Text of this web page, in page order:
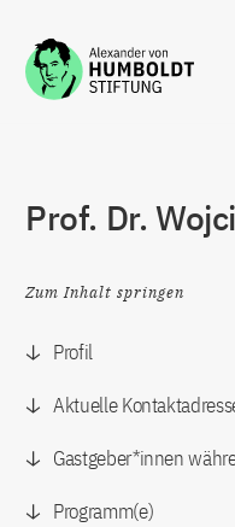
Zum Inhalt springen
Prof. Dr.
Zum Inhalt springen
Profil
Aktuelle
Gastgeber*innen
Programm(e)